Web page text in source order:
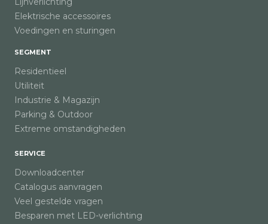
Elektrische accessoires
Voedingen en sturingen
SEGMENT
Residentieel
Utiliteit
Industrie & Magazijn
Parking & Outdoor
Extreme omstandigheden
SERVICE
Downloadcenter
Catalogus aanvragen
Veel gestelde vragen
Besparen met LED-verlichting